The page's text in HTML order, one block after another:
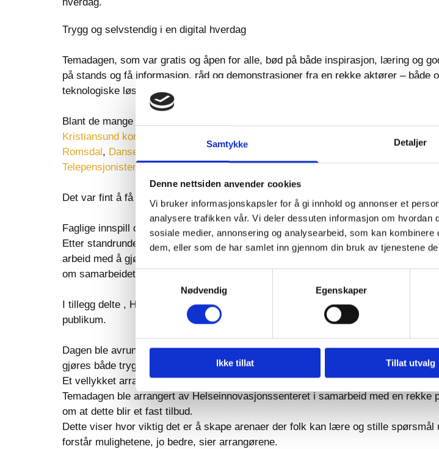
Samtykke Detaljer
Denne nettsiden anvender cookies
Vi bruker informasjonskapsler for å gi innhold og annonser et
analysere trafikken vår. Vi deler dessuten informasjon om
sosiale medier, annonsering og analysearbeid, som kan
dem, eller som de har samlet inn gjennom din bruk av tjenestene
Samtykkevalg
Nødvendig
Egenskaper
Ikke tillat Tillat utvalg
hverdag.
Trygg og selvstendig i en digital hverdag
Temadagen, som var gratis og åpen for alle, bød på både inspirasjon, læring og
på stands og få informasjon, råd og demonstrasjoner fra en rekke aktører –
teknologiske løsninger, stille spørsmål til fagfolk og frivillige, og få nyttige tips om
Blant de mange aktørene som deltok, var:
Kristiansund kommune
Friluftsrådet Nordmøre og Romsdal
Romsdal , Dansekraft Nordea
Telepensjonistene
Det var fint å få snakke direkte med folk og få demonstrert hvordan teknologien
Faglige innspill og sofaprat
Etter standrunden fortsatte programmet med spennende faglige innlegg.
arbeid med å gjøre digitale tjenester mer tilgjengelige for innbyggerne.
om samarbeidet mellom Kristiansund og Molde om prosjektene Påkobla
I tillegg delte , Helge Røv, teknologiambassadør fra Pensjonistforbundet sine
publikum.
Dagen ble avrundet med en uformell sofaprat, der publikum kunne stille
gjøres både trygg, forståelig og nyttig for alle – uavhengig av alder og digital
Et vellykket arrangement, med få besøkende
Temadagen ble arrangert av Helseinnovasjonssenteret i samarbeid med en
om at dette blir et fast tilbud.
Dette viser hvor viktig det er å skape arenaer der folk kan lære og stille
forstår mulighetene, jo bedre, sier arrangørene.